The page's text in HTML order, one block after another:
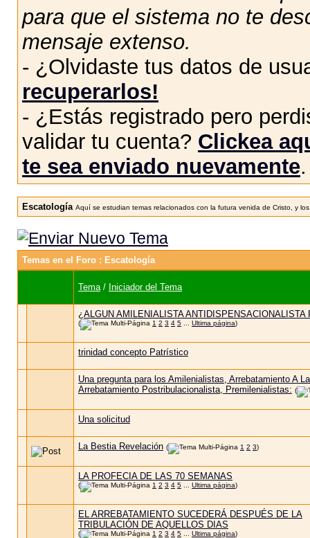
para que el sistema no te
mensaje extenso.
- ¿Olvidaste tus datos de
recuperarlos!
- ¿Estás registrado pero
validar tu cuenta? Clickea
te sea enviado nuevamente.
Escatología Aquí se estudian temas relacionados con la futura venida de Cristo, y
Temas en el Foro : Escatología
Tema/ Iniciador del Tema
¿ALGUN AMILENIALISTA ANTIDISPENSACIONALISTA
( 1 2 3 4 5 Ultima página)
trinidad concepto Patrístico
Una pregunta para los Amilenialistas, Arrebatamiento A
Arrebatamiento Postribulacionalista, Premilenialistas: (
Una solicitud
La Bestia Revelación ( 1 2 3)
LA PROFECIA DE LAS 70 SEMANAS
( 1 2 3 4 5 Ultima página)
EL ARREBATAMIENTO SUCEDERÁ DESPUÉS DE LA
TRIBULACIÓN DE AQUELLOS DIAS
( 1 2 3 4 5 Ultima página)